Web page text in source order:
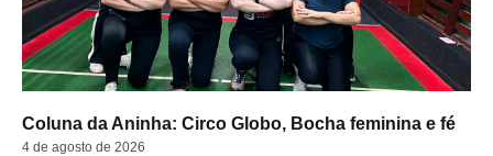
Coluna da Aninha: Circo Globo, Bocha feminina e fé
4 de agosto de 2026